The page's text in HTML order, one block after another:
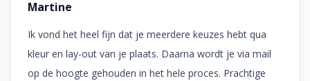
Martine
Ik vond het heel fijn dat je meerdere keuzes hebt qua
kleur en lay-out van je plaats. Daarna wordt je via mail
op de hoogte gehouden in het hele proces. Prachtige